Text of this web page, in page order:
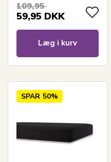
109,95
59,95 DKK
Læg i kurv
SPAR 50%